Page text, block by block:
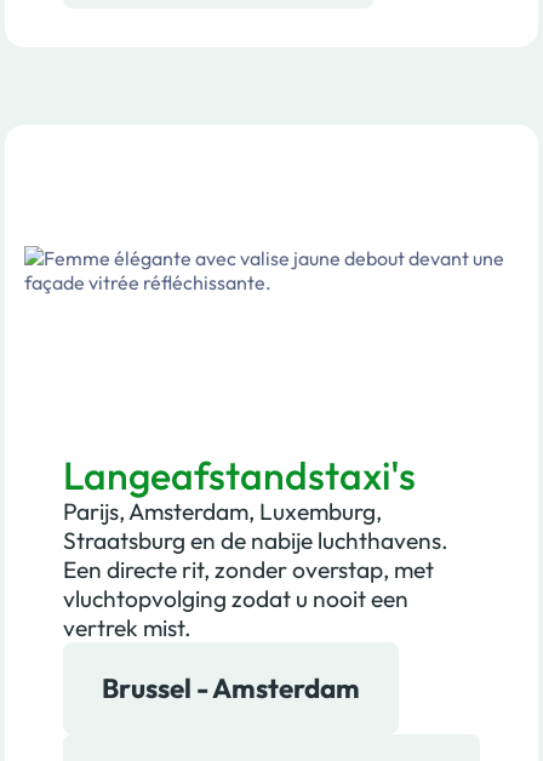
Langeafstandstaxi's
Parijs, Amsterdam, Luxemburg,
Straatsburg en de nabije luchthavens.
Een directe rit, zonder overstap, met
vluchtopvolging zodat u nooit een
vertrek mist.
Brussel - Amsterdam